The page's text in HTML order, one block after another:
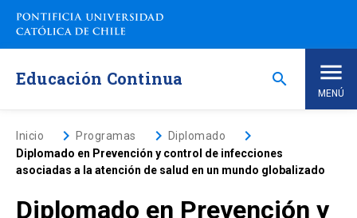
Saltar
contenido
Educación Continua search
MENÚ
Inicio
Nosotros
Inicio keyboard_arrow_rightProgramas keyboard_arrow_right Diplomado keyboard_arrow_right
Diplomado en Prevención y control de infecciones
asociadas a la atención de salud en un mundo globalizado
Diplomado en Prevención y